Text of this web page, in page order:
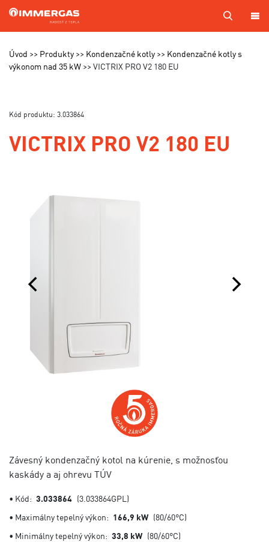
PRODUKTY
CENNÍKY
VÝROBA
Úvod Produkty Kondenzačné kotly
Kondenzačné kotly s
výkonom nad 35 kW
VICTRIX PRO V2 180 EU
Kód produktu: 3.033864
VICTRIX PRO V2 180 EU
Závesný kondenzačný kotol na kúrenie, s možnosťou
kaskády a aj ohrevu TÚV
• Kód: 3.033864 (3.033864GPL)
• Maximálny tepelný výkon: 166,9 kW (80/60°C)
• Minimálny tepelný výkon: 33,8 kW (80/60°C)